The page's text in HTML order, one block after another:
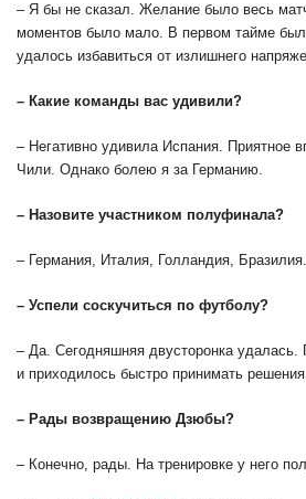
– Я бы не сказал. Желание было весь
моментов было мало. В первом тайме
удалось избавиться от излишнего
– Какие команды вас удивили?
– Негативно удивила Испания. Приятное
Чили. Однако болею я за Германию.
– Назовите участником полуфинала?
– Германия, Италия, Голландия, Бразилия.
– Успели соскучиться по футболу?
– Да. Сегодняшняя двусторонка удалась.
и приходилось быстро принимать
– Рады возвращению Дзюбы?
– Конечно, рады. На тренировке у него